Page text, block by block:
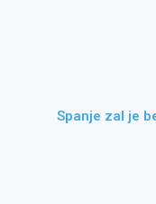
Spanje zal je